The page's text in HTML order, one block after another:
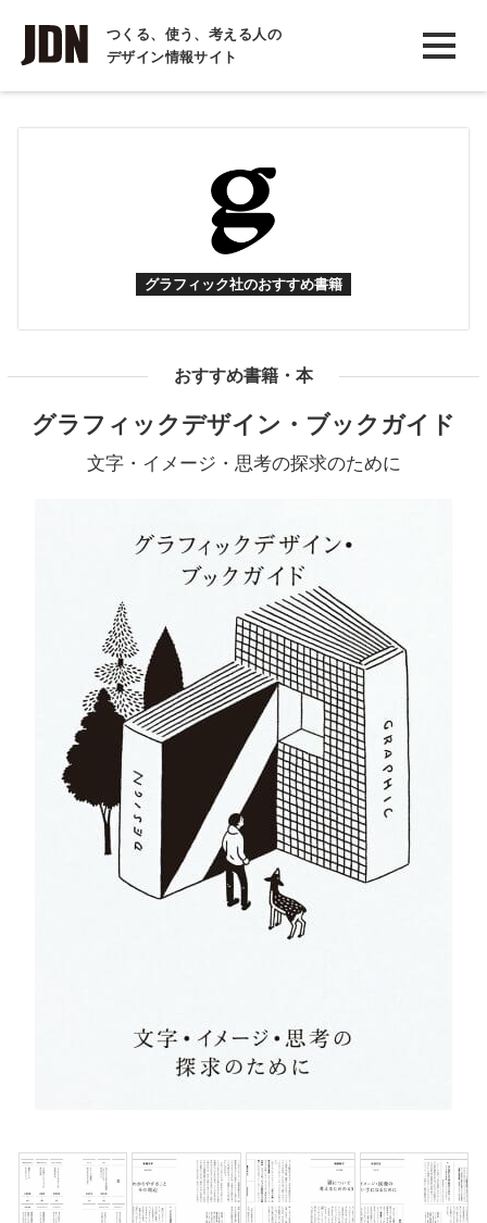
つくる、使う、考える人の
デザイン情報サイト
INTERVIEW
インタビュー
REPORT
グラフィック社のおすすめ書籍
おすすめ書籍・本
グラフィックデザイン・ブックガイド
文字・イメージ・思考の探求のために